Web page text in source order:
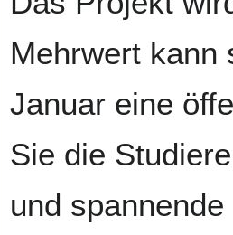
Mehrwert kann
Januar eine
Sie die
und